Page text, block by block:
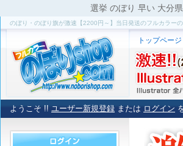
選挙 のぼり 早い 大分県